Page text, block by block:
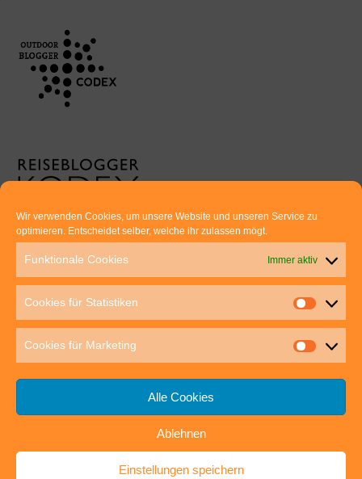
Wir verwenden Cookies, um unsere Website und unseren Service zu
optimieren. Entscheidet selber, welche ihr zulassen mögt.
Funktionale Cookies Immer aktiv
Cookies für Statistiken
Cookies für Marketing
Alle Cookies
Ablehnen
Einstellungen speichern
Euer direkter Draht zu uns:
Thomas Rathay und Silke Rommel
70563 Stuttgart
post@outdoor-hochgenuss.de
IMPRESSUM DATENSCHUTZ